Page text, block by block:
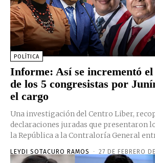
POLÍTICA
Informe: Así se incrementó
de los 5 congresistas por
el cargo
Una investigación del Centro Liber,
declaraciones juradas que presentaron
la República a la Contraloría General
LEYDI SOTACURO RAMOS - 27 DE FEBRERO